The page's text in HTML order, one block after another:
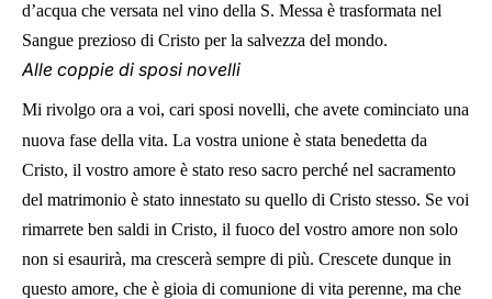
d’acqua che versata nel vino della S. Messa è trasformata nel
Sangue prezioso di Cristo per la salvezza del mondo.
Alle coppie di sposi novelli
Mi rivolgo ora a voi, cari sposi novelli, che avete cominciato una
nuova fase della vita. La vostra unione è stata benedetta da
Cristo, il vostro amore è stato reso sacro perché nel sacramento
del matrimonio è stato innestato su quello di Cristo stesso. Se voi
rimarrete ben saldi in Cristo, il fuoco del vostro amore non solo
non si esaurirà, ma crescerà sempre di più. Crescete dunque in
questo amore, che è gioia di comunione di vita perenne, ma che